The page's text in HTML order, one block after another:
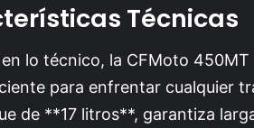
Técnicas
lo técnico, la CFMoto
para enfrentar cualquier
de **17 litros**, garantiza